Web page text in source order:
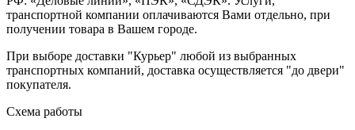
транспортной компании оплачиваются Вами отдельно, при
получении товара в Вашем городе.
При выборе доставки "Курьер" любой из выбранных
транспортных компаний, доставка осуществляется "до двери"
покупателя.
Схема работы